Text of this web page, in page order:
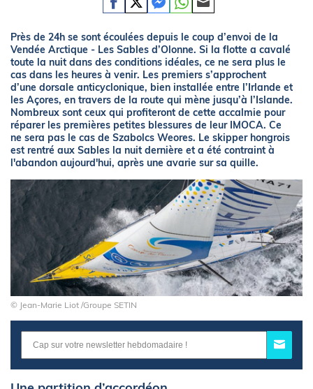
Près de 24h se sont écoulées depuis le coup d’envoi de la
Vendée Arctique - Les Sables d’Olonne. Si la flotte a cavalé
toute la nuit dans des conditions idéales, ce ne sera plus le
cas dans les heures à venir. Les premiers s’approchent
d’une dorsale anticyclonique, bien installée entre l’Irlande et
les Açores, en travers de la route qui mène jusqu’à l’Islande.
Nombreux sont ceux qui profiteront de cette accalmie pour
réparer les premières petites blessures de leur IMOCA. Ce
ne sera pas le cas de Szabolcs Weores. Le skipper hongrois
est rentré aux Sables la nuit dernière et a été contraint à
l'abandon aujourd'hui, après une avarie sur sa quille.
© Jean-Marie Liot /Groupe SETIN